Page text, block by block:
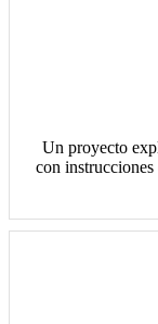
Un proyecto
con